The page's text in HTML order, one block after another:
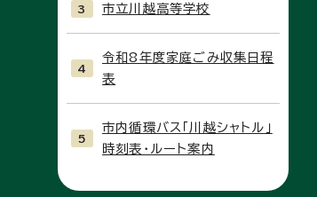
市立川越高等学校
令和8年度家庭ごみ収集日程
表
市内循環バス「川越シャトル」
時刻表・ルート案内